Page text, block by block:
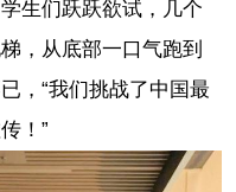
生们跃跃欲试，几个
，从底部一口气跑到
，“我们挑战了中国最
！”